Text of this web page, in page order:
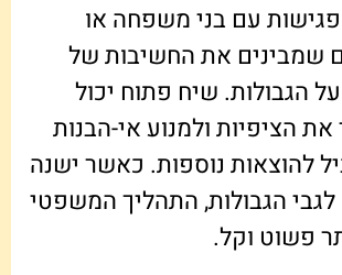
עם בני משפחה או
שמבינים את החשיבות של
הגבולות. שיח פתוח יכול
הציפיות ולמנוע אי-הבנות
להוצאות נוספות. כאשר ישנה
הגבולות, התהליך המשפטי
פשוט וקל.